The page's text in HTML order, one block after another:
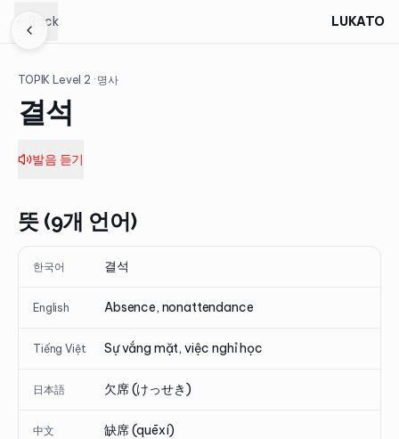
Back LUKATO
TOPIK Level 2 · 명사
결석
발음 듣기
뜻 (9개 언어)
한국어 결석
English Absence, nonattendance
Tiếng Việt Sự vắng mặt, việc nghỉ học
日本語 欠席 (けっせき)
中文 缺席 (quēxí)